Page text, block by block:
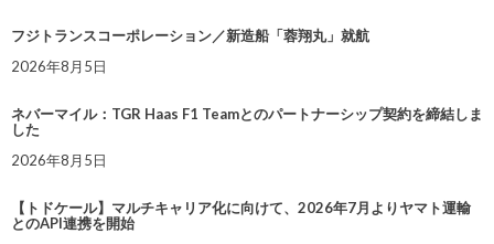
フジトランスコーポレーション／新造船「蓉翔丸」就航
2026年8月5日
ネバーマイル：TGR Haas F1 Teamとのパートナーシップ契約を締結しま
した
2026年8月5日
【トドケール】マルチキャリア化に向けて、2026年7月よりヤマト運輸
とのAPI連携を開始